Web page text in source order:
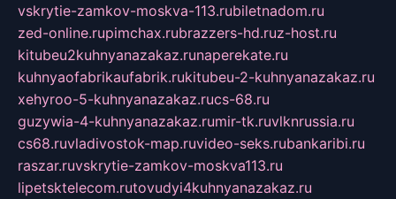
vskrytie-zamkov-moskva-113.rubiletnadom.ru
zed-online.rupimchax.rubrazzers-hd.ruz-host.ru
kitubeu2kuhnyanazakaz.runaperekate.ru
kuhnyaofabrikaufabrik.rukitubeu-2-kuhnyanazakaz.ru
xehyroo-5-kuhnyanazakaz.rucs-68.ru
guzywia-4-kuhnyanazakaz.rumir-tk.ruvlknrussia.ru
cs68.ruvladivostok-map.ruvideo-seks.rubankaribi.ru
raszar.ruvskrytie-zamkov-moskva113.ru
lipetsktelecom.rutovudyi4kuhnyanazakaz.ru